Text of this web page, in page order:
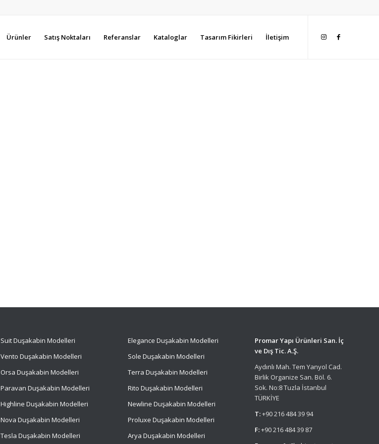
Ürünler Satış Noktaları Referanslar Kataloglar Tasarım Fikirleri İletişim
SuitDuşakabin Modelleri
Vento Duşakabin Modelleri
Orsa Duşakabin Modelleri
Paravan Duşakabin Modelleri
Highline Duşakabin Modelleri
Nova Duşakabin Modelleri
Tesla Duşakabin Modelleri
Elegance Duşakabin Modelleri
Sole Duşakabin Modelleri
Terra Duşakabin Modelleri
Rito Duşakabin Modelleri
Newline Duşakabin Modelleri
Proluxe Duşakabin Modelleri
Arya Duşakabin Modelleri
Promar Yapı Ürünleri San. İç
ve Dış Tic. A.Ş.
Aydınlı Mah. Tem Yanyol Cad.
Birlik Organize San. Böl. 6.
Sok. No:8 Tuzla İstanbul
TÜRKİYE
T:+90 216 484 39 94
F:+90 216 484 39 87